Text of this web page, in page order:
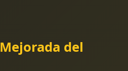
Mejorada del